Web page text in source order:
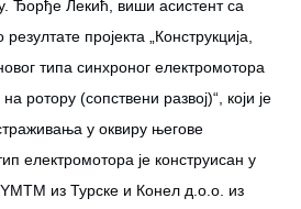
Ђорђе Лекић, виши асистент са
пројекта „Конструкција,
типа синхроног електромотора
ротору (сопствени развој)“, који је
у оквиру његове
електромотора је конструисан у
из Турске и Конел д.о.о. из